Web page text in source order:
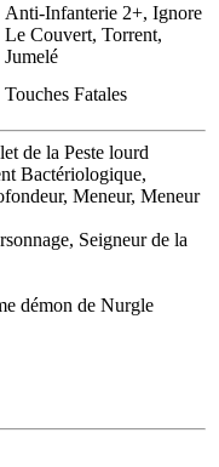
Anti-Infanterie 2+, Ignore
Le Couvert, Torrent,
Jumelé
Touches Fatales
de la Peste lourd
Bactériologique,
Meneur, Meneur
Seigneur de la
démon de Nurgle